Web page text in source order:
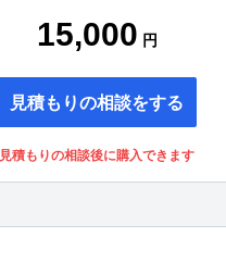
15,000 円
見積もりの相談をする
見積もりの相談後に購入できます